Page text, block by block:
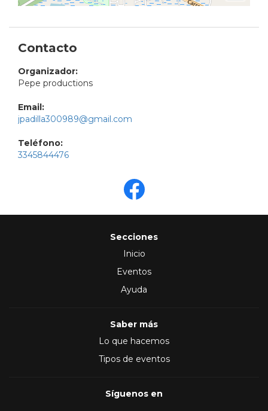
Contacto
Organizador:
Pepe productions
Email:
jpadilla300989@gmail.com
Teléfono:
3345844476
Secciones
Inicio
Eventos
Ayuda
Saber más
Lo que hacemos
Tipos de eventos
Síguenos en